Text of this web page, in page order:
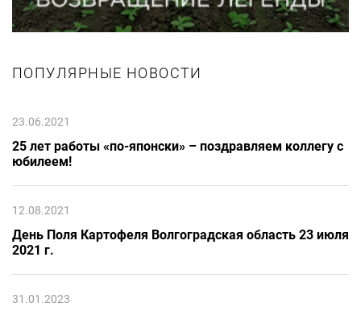
ПОПУЛЯРНЫЕ НОВОСТИ
23.06.2021
25 лет работы «по-японски» – поздравляем коллегу с
юбилеем!
12.08.2021
День Поля Картофеля Волгоградская область 23 июля
2021 г.
31.01.2023